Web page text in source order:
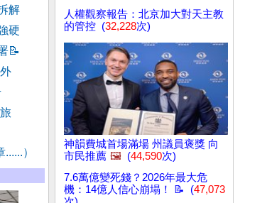
解
硬
📝
）
人權觀察報告：北京加大對天主教
的管控 (32,228次)
神韻費城首場滿場 州議員褒獎 向
市民推薦 🖼️ (44,590次)
7.6萬億變死錢？2026年最大危
機：14億人信心崩塌！ 📝 (47,073